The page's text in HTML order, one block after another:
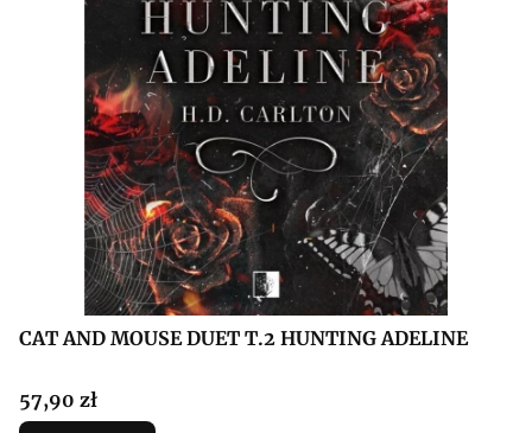
CAT AND MOUSE DUET T.2 HUNTING ADELINE
Cena
57,90 zł